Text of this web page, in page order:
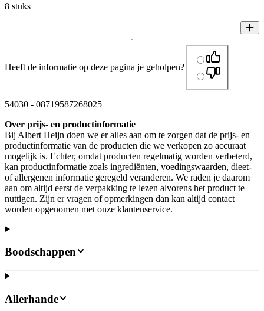
8 stuks
Heeft de informatie op deze pagina je geholpen?
54030 - 08719587268025
Over prijs- en productinformatie
Bij Albert Heijn doen we er alles aan om te zorgen dat de prijs- en
productinformatie van de producten die we verkopen zo accuraat
mogelijk is. Echter, omdat producten regelmatig worden verbeterd,
kan productinformatie zoals ingrediënten, voedingswaarden, dieet-
of allergenen informatie geregeld veranderen. We raden je daarom
aan om altijd eerst de verpakking te lezen alvorens het product te
nuttigen. Zijn er vragen of opmerkingen dan kan altijd contact
worden opgenomen met onze klantenservice.
Boodschappen
Allerhande